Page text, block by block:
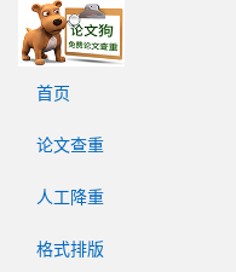
首页
论文查重
人工降重
格式排版